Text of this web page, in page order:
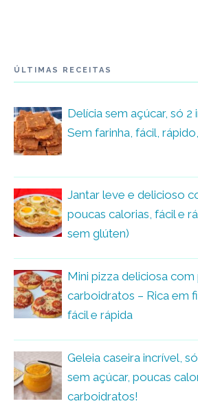
ÚLTIMAS RECEITAS
Delícia sem açúcar, só 2
Sem farinha, fácil,
Jantar leve e delicioso
poucas calorias, fácil e
sem glúten)
Mini pizza deliciosa
carboidratos – Rica em
fácil e rápida
Geleia caseira incrível,
sem açúcar, poucas
carboidratos!